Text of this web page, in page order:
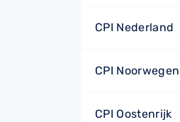
CPI Nederland
CPI Noorwegen
CPI Oostenrijk